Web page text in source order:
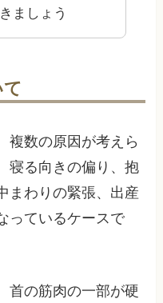
ましょう
複数の原因が考えら
寝る向きの偏り、抱
まわりの緊張、出産
っているケースで
首の筋肉の一部が硬